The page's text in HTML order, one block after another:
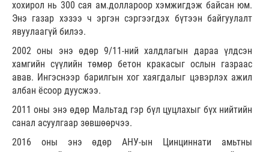
хохирол нь 300 сая ам.доллароор хэмжигдэж байсан юм.
Энэ газар хэзээ ч эргэн сэргээгдэх бүтээн байгуулалт
явуулаагүй билээ.
2002 оны энэ өдөр 9/11-ний халдлагын дараа үлдсэн
хамгийн сүүлийн төмөр бетон кракасыг ослын газраас
авав. Ингэснээр барилгын хог хаягдалыг цэвэрлэх ажил
албан ёсоор дуусжээ.
2011 оны энэ өдөр Мальтад гэр бүл цуцлахыг бүх нийтийн
санал асуулгаар зөвшөөрчээ.
2016 оны энэ өдөр АНУ-ын Цинциннати амьтны